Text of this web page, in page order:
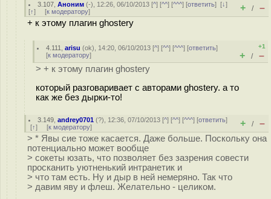
3.107 ,Аноним (-), 12:26, 06/10/2013 [^] [^^] [^^^] [ответить][↓]
[↑] [к модератору] + / –
+ к этому плагин ghostery
4.111 ,arisu (ok), 14:20, 06/10/2013 [^] [^^] [^^^] [ответить]
[к модератору]
+1
+ / –
> + к этому плагин ghostery
который разговаривает с авторами ghostery. а то
как же без дырки-то!
3.149 ,andrey0701 (?), 12:36, 07/10/2013 [^] [^^] [^^^] [ответить]
[↑] [к модератору] + / –
> * Явы сие тоже касается. Даже больше. Поскольку она
потенциально может вообще
> сокеты юзать, что позволяет без зазрения совести
просканить уютненький интранетик и
> что там есть. Ну и дыр в ней немеряно. Так что
> давим яву и флеш. Желательно - целиком.